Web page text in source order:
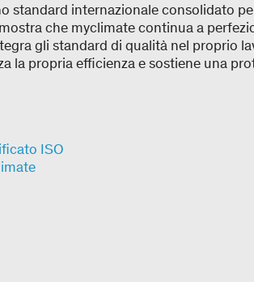
standard internazionale consolidato
che myclimate continua a
gli standard di qualità nel proprio
la propria efficienza e sostiene una
ISO